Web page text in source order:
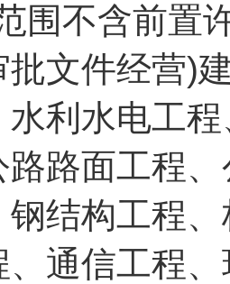
围不含前置
批文件经营)
水利水电工
路路面工程
钢结构工程
、通信工程